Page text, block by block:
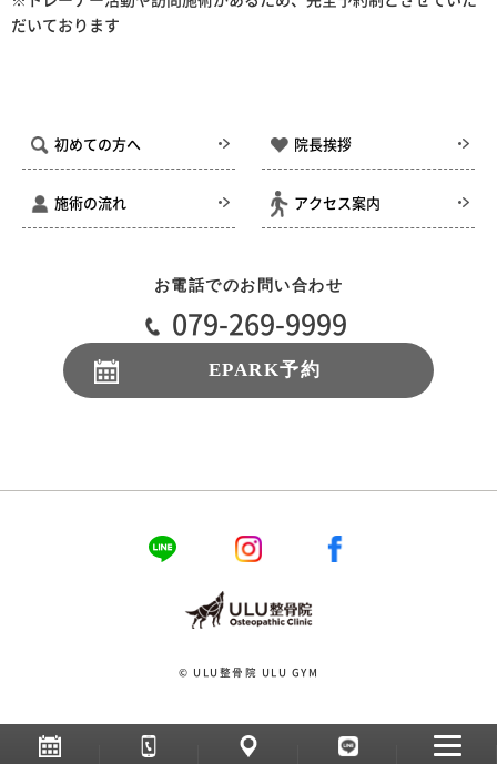
初めての方へ 院長挨拶
施術の流れ アクセス案内
だいております
お電話でのお問い合わせ
079-269-9999
EPARK予約
© ULU整骨院 ULU GYM